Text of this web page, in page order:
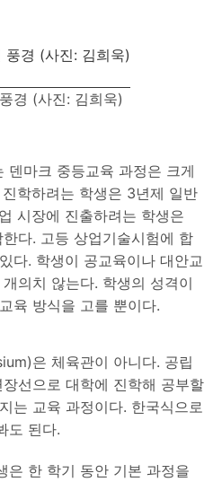
경 (사진: 김희욱)
덴마크 중등교육 과정은 크게
학하려는 학생은 3년제 일반
시장에 진출하려는 학생은
다. 고등 상업기술시험에 합
다. 학생이 공교육이나 대안교
의치 않는다. 학생의 성격이
육 방식을 고를 뿐이다.
은 체육관이 아니다. 공립
선으로 대학에 진학해 공부할
는 교육 과정이다. 한국식으로
도 된다.
은 한 학기 동안 기본 과정을